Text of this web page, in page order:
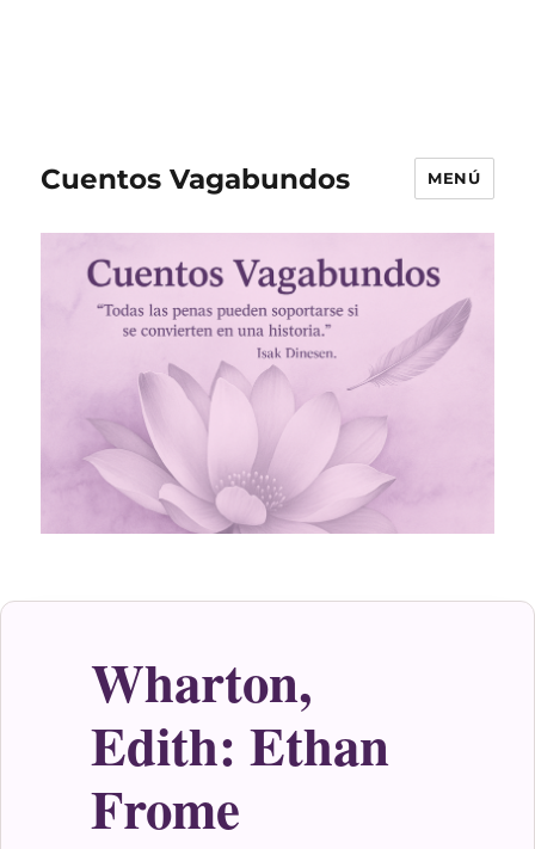
Cuentos Vagabundos MENÚ
Wharton,
Edith: Ethan
Frome